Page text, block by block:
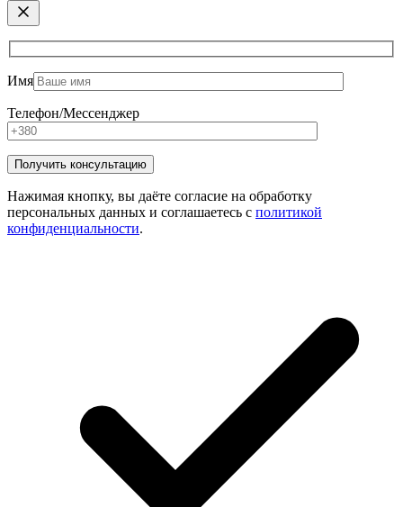
Имя
Телефон/Мессенджер
Нажимая кнопку, вы даёте согласие на обработку
персональных данных и соглашаетесь с политикой
конфиденциальности.